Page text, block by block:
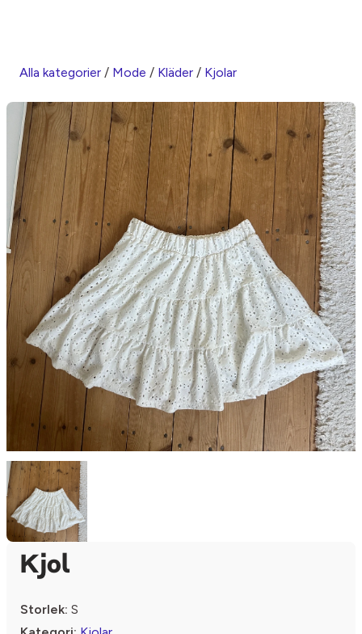
Alla kategorier / Mode / Kläder / Kjolar
Kjol
Storlek: S